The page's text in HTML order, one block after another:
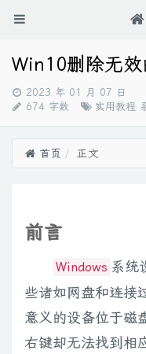
Win10删除无
发
布
2023 年 01 月 07 日
674 字数
分
实用教程
首页 正文
前言
Windows 系统
些诸如网盘和连接
意义的设备位于磁
右键却无法找到相